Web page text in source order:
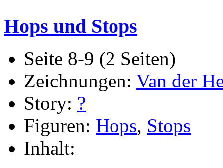
Hops und Stops
Seite 8-9 (2 Seiten)
Zeichnungen: Van der
Story: ?
Figuren: Hops, Stops
Inhalt: